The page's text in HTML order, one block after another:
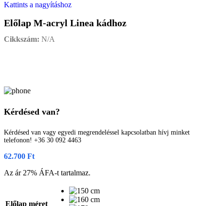
Kattints a nagyításhoz
Előlap M-acryl Linea kádhoz
Cikkszám: N/A
Kérdésed van?
Kérdésed van vagy egyedi megrendeléssel kapcsolatban hívj minket
telefonon! +36 30 092 4463
62.700 Ft
Az ár 27% ÁFA-t tartalmaz.
Előlap méret